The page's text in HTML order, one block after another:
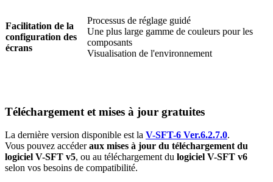
Facilitation de la
configuration des
écrans
Processus de réglage guidé
Une plus large gamme de couleurs pour les
composants
Visualisation de l'environnement
Téléchargement et mises à jour gratuites
La dernière version disponible est la V-SFT-6 Ver.6.2.7.0.
Vous pouvez accéderaux mises à jour du téléchargement du
logiciel V-SFT v5, ou au téléchargement du logiciel V-SFT v6
selon vos besoins de compatibilité.